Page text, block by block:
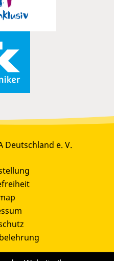
Deutschland e. V.